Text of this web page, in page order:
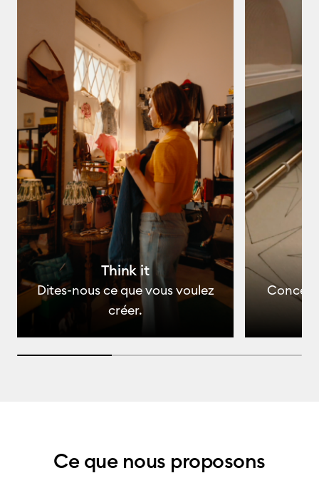
Think it
Dites-nous ce que vous voulez
créer.
33.33333333333333% completed
Ce que nous proposons